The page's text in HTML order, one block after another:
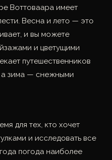
Воттоваара имеет
Весна и лето — это
и вы можете
и цветущими
путешественников
а зима — снежными
для тех, кто хочет
и исследовать все
погода наиболее